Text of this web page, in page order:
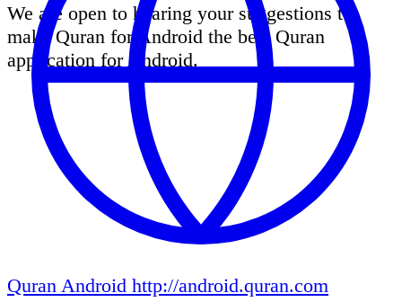
We are open to hearing your suggestions to
make Quran for Android the best Quran
application for Android.
Quran Android http://android.quran.com